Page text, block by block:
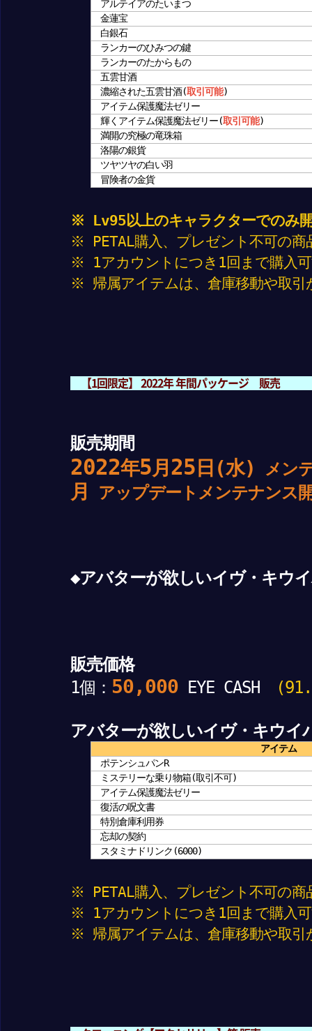
アルテイアのたいまつ
金蓮宝
白銀石
ランカーのひみつの鍵
ランカーのたからもの
五雲甘酒
濃縮された五雲甘酒(取引可能)
アイテム保護魔法ゼリー
輝くアイテム保護魔法ゼリー(取引可能)
満開の究極の竜珠箱
洛陽の銀貨
ツヤツヤの白い羽
冒険者の金貨
※ Lv95以上のキャラクターでのみ
※ PETAL購入、プレゼント不可の商
※ 1アカウントにつき1回まで購入
※ 帰属アイテムは、倉庫移動や取引
【1回限定】 2022年 年間パッケージ 販売
販売期間
2022年5月 25 日(水) メン
月 アップデートメンテナンス
◆アバターが欲しいイヴ・キウ
販売価格
1個： 50,000 EYE CASH
アバターが欲しいイヴ・キウイ
アイテム
ポテンシュパンR
ミステリーな乗り物箱(取引不可)
アイテム保護魔法ゼリー
復活の呪文書
特別倉庫利用券
忘却の契約
スタミナドリンク(6000)
※ PETAL購入、プレゼント不可の商
※ 1アカウントにつき1回まで購入
※ 帰属アイテムは、倉庫移動や取引